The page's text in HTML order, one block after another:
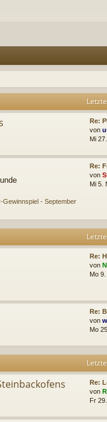
Re:
von
Mi
Gewinnspiel - September
Re:
von
Mi 5.
Re:
von
Mo
Re:
von
Mo
Re:
von
Fr